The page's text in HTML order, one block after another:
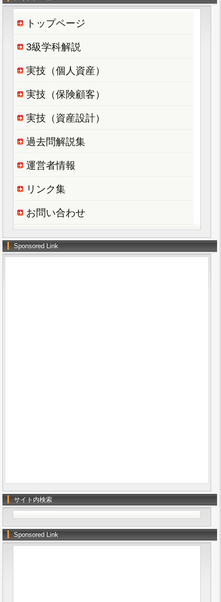
トップページ
3級学科解説
実技（個人資産）
実技（保険顧客）
実技（資産設計）
過去問解説集
運営者情報
リンク集
お問い合わせ
Sponsored Link
サイト内検索
Sponsored Link